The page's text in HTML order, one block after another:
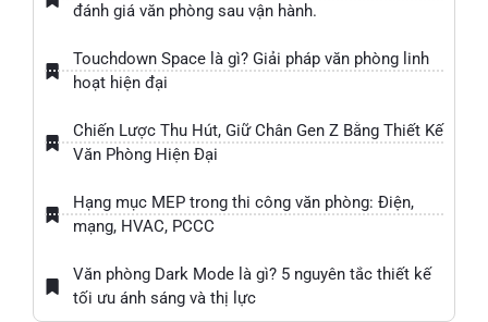
đánh giá văn phòng sau vận hành.
Touchdown Space là gì? Giải pháp văn phòng linh
hoạt hiện đại
Chiến Lược Thu Hút, Giữ Chân Gen Z Bằng Thiết Kế
Văn Phòng Hiện Đại
Hạng mục MEP trong thi công văn phòng: Điện,
mạng, HVAC, PCCC
Văn phòng Dark Mode là gì? 5 nguyên tắc thiết kế
tối ưu ánh sáng và thị lực